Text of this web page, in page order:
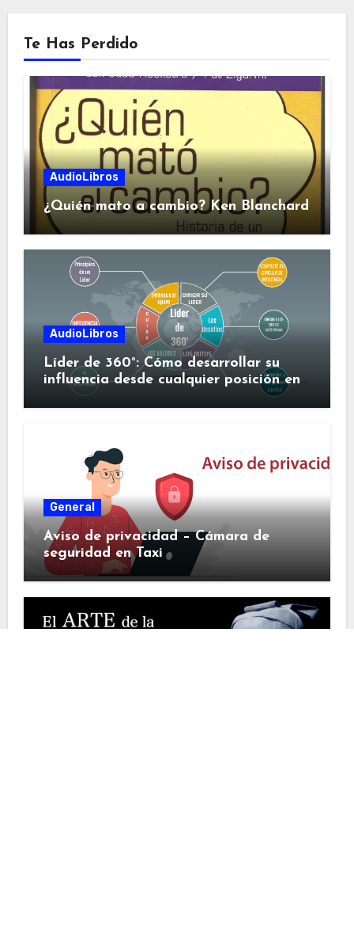
Te Has Perdido
AudioLibros
¿Quién mato a cambio? Ken Blanchard
AudioLibros
Líder de 360°: Cómo desarrollar su
influencia desde cualquier posición en
su organización
General
Aviso de privacidad – Cámara de
seguridad en Taxi